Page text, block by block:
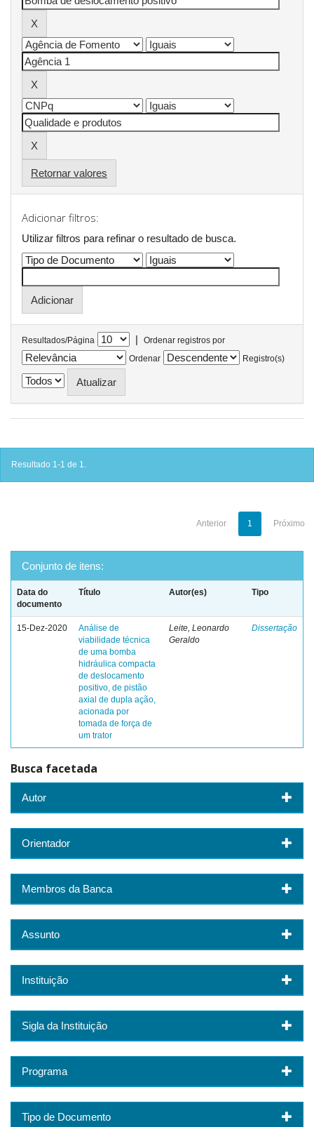
Retornar valores
Adicionar filtros:
Utilizar filtros para refinar o resultado de busca.
Resultados/Página |
Ordenar registros por
Ordenar
Registro(s)
Resultado 1-1 de 1.
Anterior 1 Próximo
Conjunto de itens:
Data do
documento
Título Autor(es) Tipo
15-Dez-2020
Análise de
viabilidade técnica
de uma bomba
hidráulica compacta
de deslocamento
positivo, de pistão
axial de dupla ação,
acionada por
tomada de força de
um trator
Leite, Leonardo
Geraldo
Dissertação
Busca facetada
Autor
Orientador
Membros da Banca
Assunto
Instituição
Sigla da Instituição
Programa
Tipo de Documento